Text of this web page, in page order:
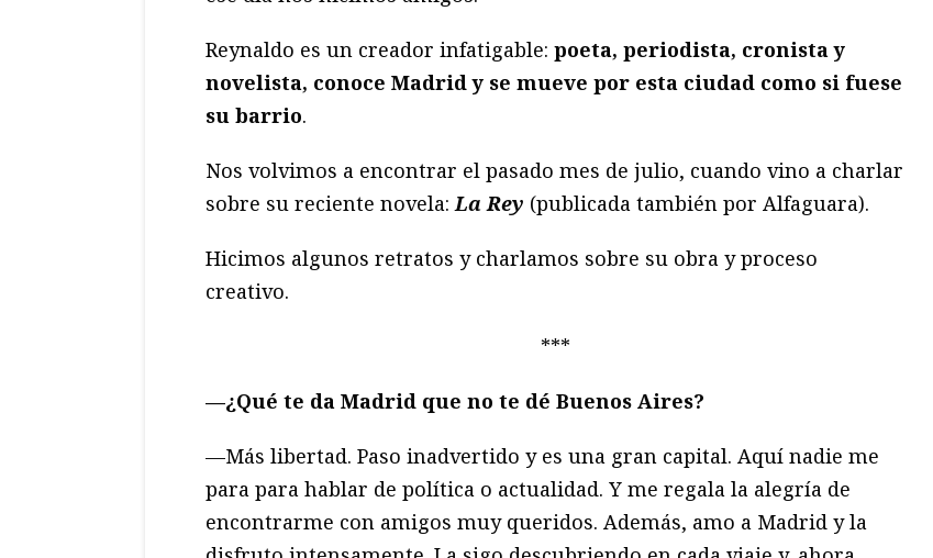
Reynaldo es un creador infatigable: poeta, periodista, cronista y
novelista, conoce Madrid y se mueve por esta ciudad como si fuese
su barrio.
Nos volvimos a encontrar el pasado mes de julio, cuando vino a charlar
sobre su reciente novela: La Rey (publicada también por Alfaguara).
Hicimos algunos retratos y charlamos sobre su obra y proceso
creativo.
***
—¿Qué te da Madrid que no te dé Buenos Aires?
—Más libertad. Paso inadvertido y es una gran capital. Aquí nadie me
para para hablar de política o actualidad. Y me regala la alegría de
encontrarme con amigos muy queridos. Además, amo a Madrid y la